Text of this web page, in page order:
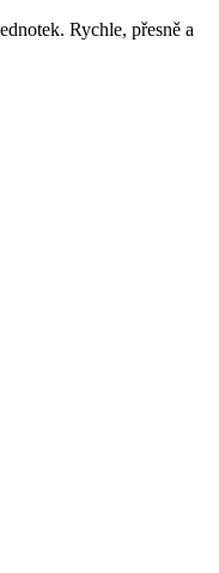
Rychle, přesně a